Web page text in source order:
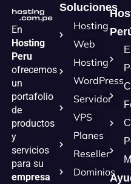
En
Hosting
Peru
ofrecemos
un
portafolio
de
productos
y
servicios
para su
empresa
Soluciones
Hosting
Web
Hosting
WordPress
Servidor
VPS
Planes
Reseller
Dominios